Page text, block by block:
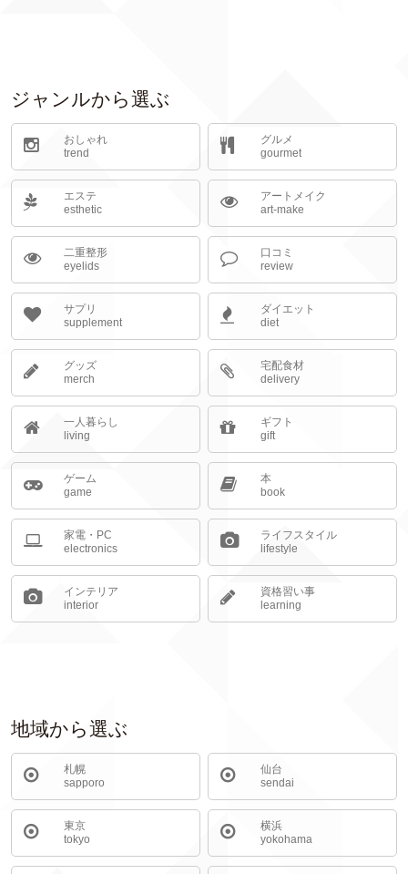
ジャンルから選ぶ
おしゃれ
trend
グルメ
gourmet
エステ
esthetic
アートメイク
art-make
二重整形
eyelids
口コミ
review
サプリ
supplement
ダイエット
diet
グッズ
merch
宅配食材
delivery
一人暮らし
living
ギフト
gift
ゲーム
game
本
book
家電・PC
electronics
ライフスタイル
lifestyle
インテリア
interior
資格習い事
learning
地域から選ぶ
札幌
sapporo
仙台
sendai
東京
tokyo
横浜
yokohama